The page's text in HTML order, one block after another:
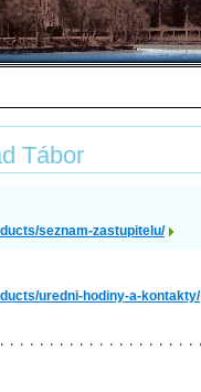
Tábor
seznam-zastupitelu/
uredni-hodiny-a-kontakty/